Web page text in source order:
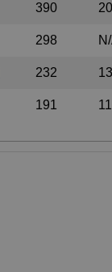
390
298
232
191